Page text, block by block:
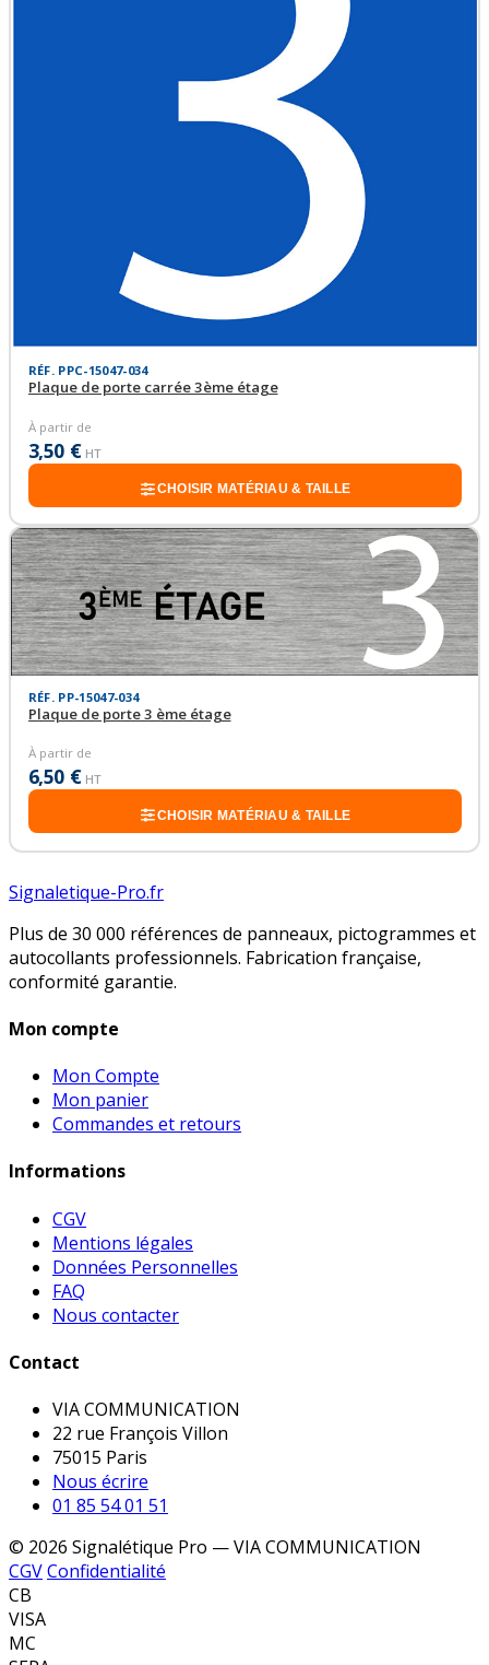
RÉF. PPC-15047-034
Plaque de porte carrée 3ème étage
À partir de
3,50 € HT
CHOISIR MATÉRIAU & TAILLE
RÉF. PP-15047-034
Plaque de porte 3 ème étage
À partir de
6,50 € HT
CHOISIR MATÉRIAU & TAILLE
Signaletique-Pro.fr
Plus de 30 000 références de panneaux, pictogrammes et
autocollants professionnels. Fabrication française,
conformité garantie.
Mon compte
Mon Compte
Mon panier
Commandes et retours
Informations
CGV
Mentions légales
Données Personnelles
FAQ
Nous contacter
Contact
VIA COMMUNICATION
22 rue François Villon
75015 Paris
Nous écrire
01 85 54 01 51
© 2026 Signalétique Pro — VIA COMMUNICATION
CGVConfidentialité
CB
VISA
MC